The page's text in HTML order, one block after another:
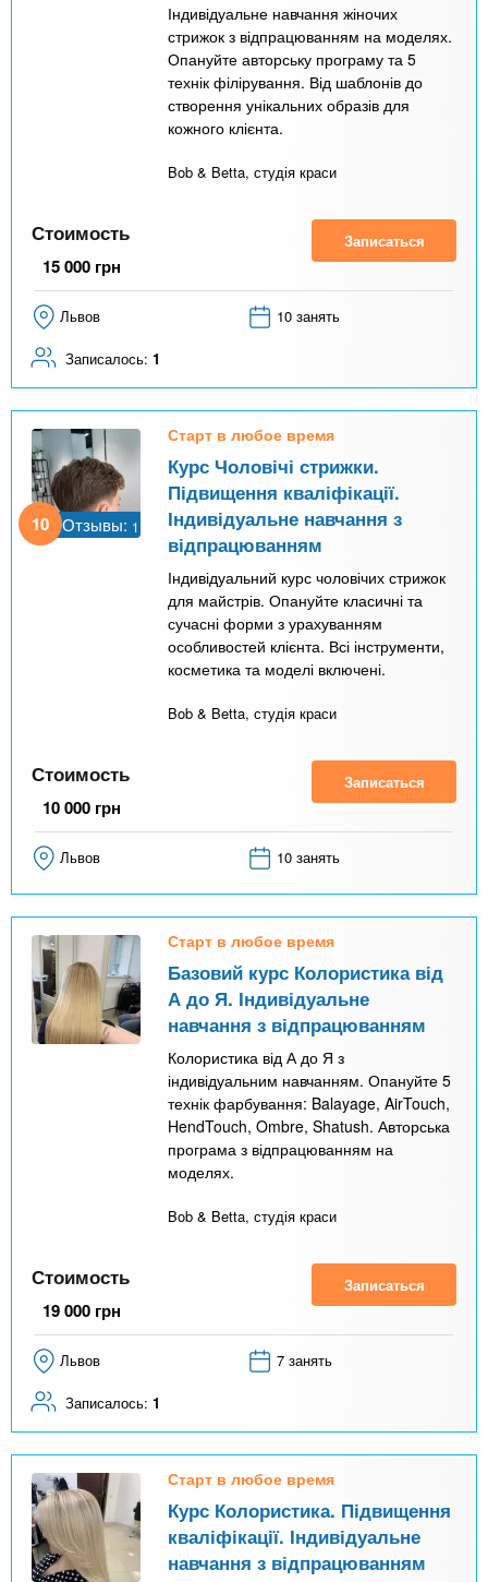
Індивідуальне навчання жіночих
стрижок з відпрацюванням на моделях.
Опануйте авторську програму та 5
технік філірування. Від шаблонів до
створення унікальних образів для
кожного клієнта.
Bob & Betta, студія краси
Стоимость
15 000 грн
Записаться
Львов 10 занять
Записалось: 1
10 Отзывы: 1
Старт в любое время
Курс Чоловічі стрижки.
Підвищення кваліфікації.
Індивідуальне навчання з
відпрацюванням
Індивідуальний курс чоловічих стрижок
для майстрів. Опануйте класичні та
сучасні форми з урахуванням
особливостей клієнта. Всі інструменти,
косметика та моделі включені.
Bob & Betta, студія краси
Стоимость
10 000 грн
Записаться
Львов 10 занять
Старт в любое время
Базовий курс Колористика від
А до Я. Індивідуальне
навчання з відпрацюванням
Колористика від А до Я з
індивідуальним навчанням. Опануйте 5
технік фарбування: Balayage, AirTouch,
HendTouch, Ombre, Shatush. Авторська
програма з відпрацюванням на
моделях.
Bob & Betta, студія краси
Стоимость
19 000 грн
Записаться
Львов 7 занять
Записалось: 1
Старт в любое время
Курс Колористика. Підвищення
кваліфікації. Індивідуальне
навчання з відпрацюванням